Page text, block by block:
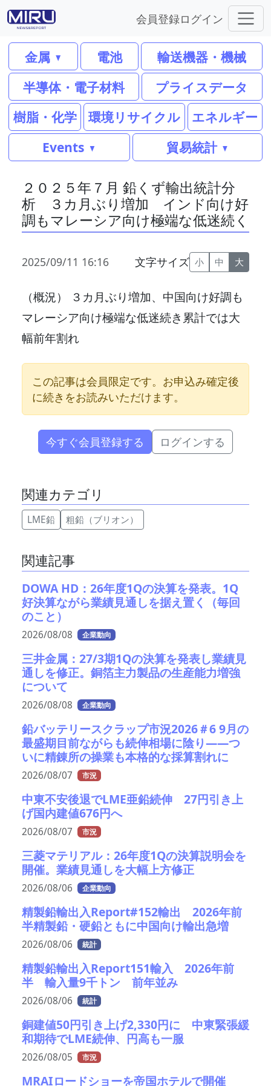
会員登録ログイン
金属 電池
輸送機器・機械
半導体・電子材料
プライスデータ
樹脂・化学
環境リサイクル
エネルギー
Events
貿易統計
２０２５年７月 鉛くず輸出統計分
析 ３カ月ぶり増加 インド向け好
調もマレーシア向け極端な低迷続く
2025/09/11 16:16 文字サイズ 小 中 大
（概況） ３カ月ぶり増加、中国向け好調も
マレーシア向け極端な低迷続き累計では大
幅前年割れ
この記事は会員限定です。お申込み確定後
に続きをお読みいただけます。
今すぐ会員登録する ログインする
関連カテゴリ
LME鉛 粗鉛（ブリオン）
関連記事
DOWA HD：26年度1Qの決算を発表。1Q
好決算ながら業績見通しを据え置く（毎回
のこと）
2026/08/08 企業動向
三井金属：27/3期1Qの決算を発表し業績見
通しを修正。銅箔主力製品の生産能力増強
について
2026/08/08 企業動向
鉛バッテリースクラップ市況2026＃6 9月の
最盛期目前ながらも続伸相場に陰り――つ
いに精錬所の操業も本格的な採算割れに
2026/08/07 市況
中東不安後退でLME亜鉛続伸 27円引き上
げ国内建値676円へ
2026/08/07 市況
三菱マテリアル：26年度1Qの決算説明会を
開催。業績見通しを大幅上方修正
2026/08/06 企業動向
精製鉛輸出入Report#152輸出 2026年前
半精製鉛・硬鉛ともに中国向け輸出急増
2026/08/06 統計
精製鉛輸出入Report151輸入 2026年前
半 輸入量9千トン 前年並み
2026/08/06 統計
銅建値50円引き上げ2,330円に 中東緊張緩
和期待でLME続伸、円高も一服
2026/08/05 市況
MRAIロードショーを帝国ホテルで開催